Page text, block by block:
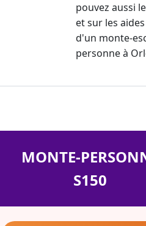
pouvez aussi
et sur les
d'un monte-
personne à
MONTE-
S150